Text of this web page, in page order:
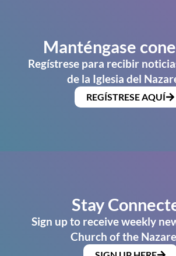
Manténgase
Regístrese para recibir
de la Iglesia del
REGÍSTRESE AQUÍ
Stay
Sign up to receive weekly
Church of the